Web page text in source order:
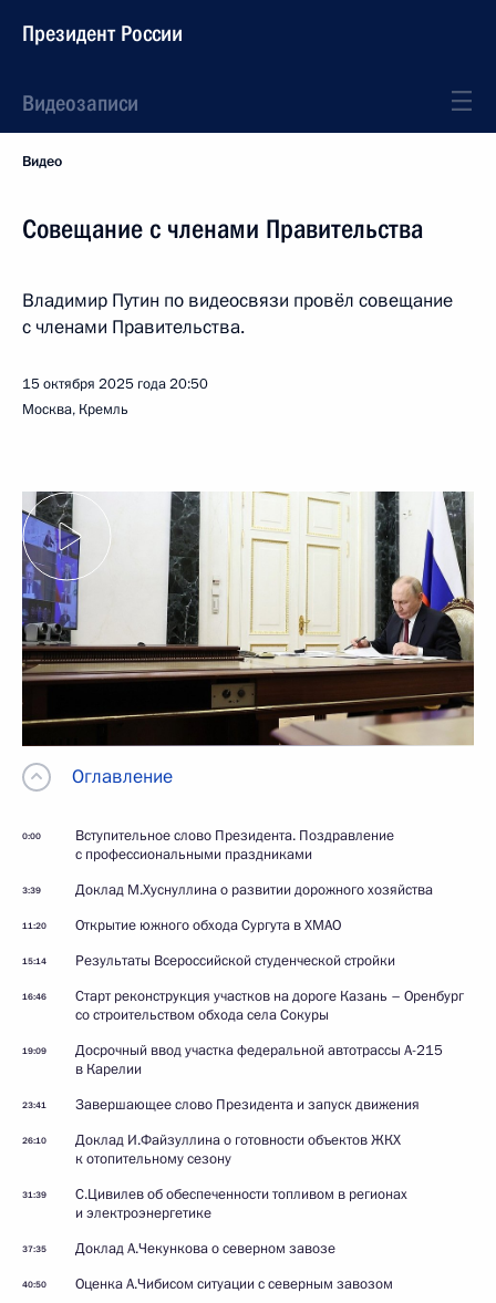
Президент России
Видеозаписи
Видео
Совещание с членами Правительства
Владимир Путин по видеосвязи провёл совещание
с членами Правительства.
15 октября 2025 года20:50
Москва, Кремль
Оглавление
0:00
Вступительное слово Президента. Поздравление
с профессиональными праздниками
3:39 Доклад М.Хуснуллина о развитии дорожного хозяйства
11:20 Открытие южного обхода Сургута в ХМАО
15:14 Результаты Всероссийской студенческой стройки
16:46
Старт реконструкция участков на дороге Казань – Оренбург
со строительством обхода села Сокуры
19:09
Досрочный ввод участка федеральной автотрассы А-215
в Карелии
23:41 Завершающее слово Президента и запуск движения
26:10
Доклад И.Файзуллина о готовности объектов ЖКХ
к отопительному сезону
31:39
С.Цивилев об обеспеченности топливом в регионах
и электроэнергетике
37:35 Доклад А.Чекункова о северном завозе
40:50 Оценка А.Чибисом ситуации с северным завозом